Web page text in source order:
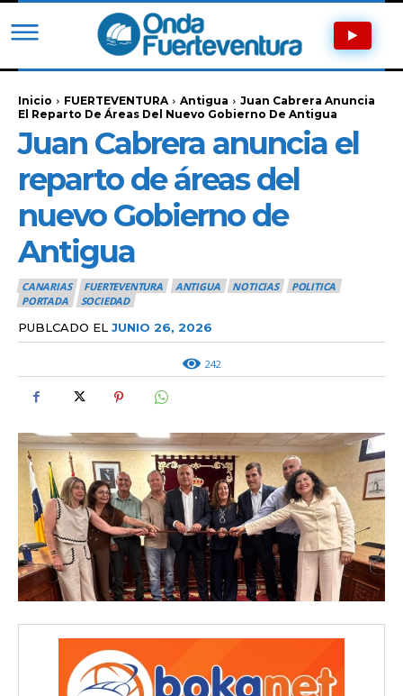
Inicio FUERTEVENTURA Antigua
Juan Cabrera Anuncia
El Reparto De Áreas Del Nuevo Gobierno De Antigua
Juan Cabrera anuncia el
reparto de áreas del
nuevo Gobierno de
Antigua
CANARIAS FUERTEVENTURA ANTIGUA NOTICIAS
POLITICA
PORTADA
SOCIEDAD
PUBLCADO EL JUNIO 26, 2026
242